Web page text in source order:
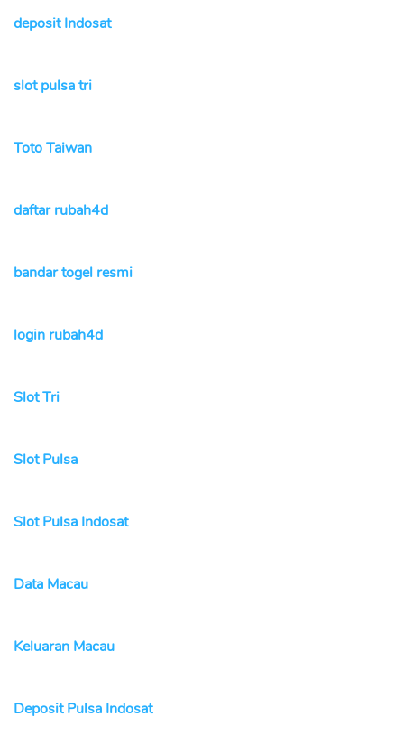
deposit Indosat
slot pulsa tri
Toto Taiwan
daftar rubah4d
bandar togel resmi
login rubah4d
Slot Tri
Slot Pulsa
Slot Pulsa Indosat
Data Macau
Keluaran Macau
Deposit Pulsa Indosat